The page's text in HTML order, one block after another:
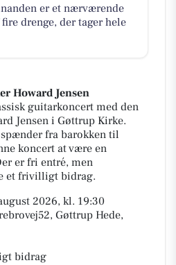
er et nærværende
drenge, der tager hele
Howard Jensen
guitarkoncert med den
Jensen i Gøttrup Kirke.
fra barokken til
koncert at være en
er fri entré, men
et frivilligt bidrag.
2026, kl. 19:30
Gøttrup Hede,
bidrag